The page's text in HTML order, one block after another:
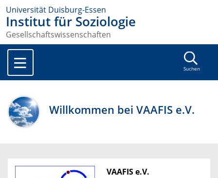
Universität Duisburg-Essen
Institut für Soziologie
Gesellschaftswissenschaften
Suchen
Willkommen bei VAAFIS e.V.
VAAFIS e.V.